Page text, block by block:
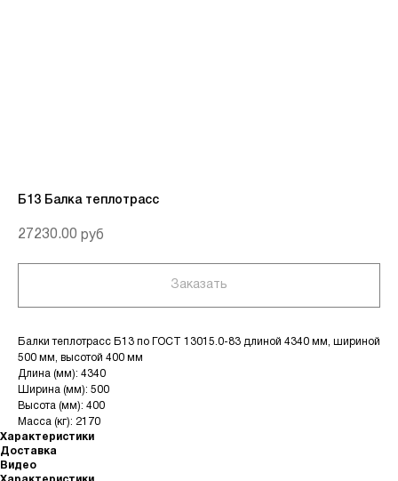
Б13 Балка теплотрасс
27230.00 руб
Заказать
Балки теплотрасc Б13 по ГОСТ 13015.0-83 длиной 4340 мм, шириной
500 мм, высотой 400 мм
Длина (мм): 4340
Ширина (мм): 500
Высота (мм): 400
Масса (кг): 2170
Характеристики
Доставка
Видео